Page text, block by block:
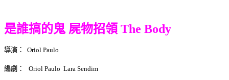
是誰搞的鬼 屍物招領 The Body
導演： Oriol Paulo
編劇： Oriol Paulo Lara Sendim